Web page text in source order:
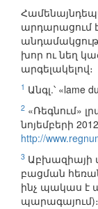
արդարացում
խոր ու նեղ
արգելակելով։
1 Անգլ.՝ «lame
2 «Ռեգնում»
նոյեմբերի
http://
3 Աբխազիայի
բացման
ինչ պակաս է
պարագայում)։